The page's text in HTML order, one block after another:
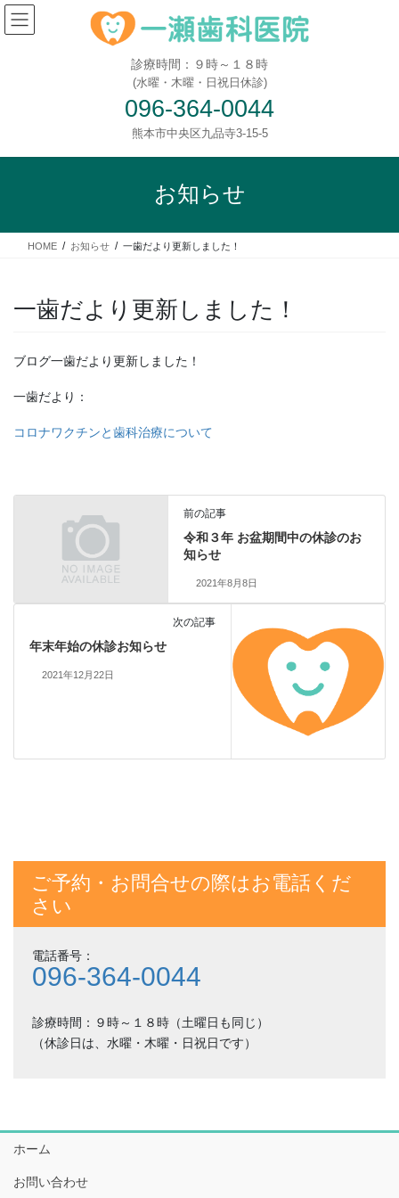
診療時間：９時～１８時
(水曜・木曜・日祝日休診)
096-364-0044
熊本市中央区九品寺3-15-5
お知らせ
HOME お知らせ 一歯だより更新しました！
一歯だより更新しました！
ブログ一歯だより更新しました！
一歯だより：
コロナワクチンと歯科治療について
前の記事
令和３年 お盆期間中の休診のお
知らせ
2021年8月8日
次の記事
年末年始の休診お知らせ
2021年12月22日
ご予約・お問合せの際はお電話くだ
さい
電話番号：
096-364-0044
診療時間：９時～１８時（土曜日も同じ）
（休診日は、水曜・木曜・日祝日です）
ホーム
お問い合わせ